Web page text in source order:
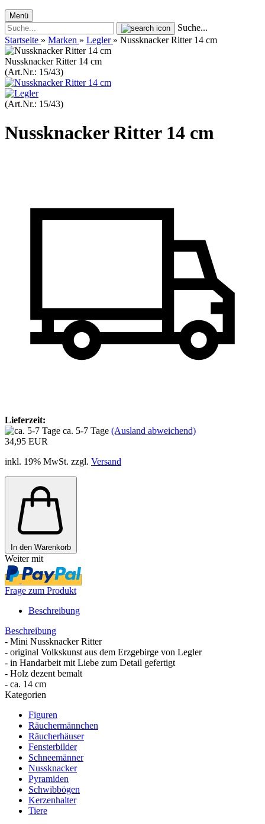
Menü
Suche...
Startseite » Marken » Legler » Nussknacker Ritter 14 cm
Nussknacker Ritter 14 cm
(Art.Nr.: 15/43)
(Art.Nr.: 15/43)
Nussknacker Ritter 14 cm
Lieferzeit:
ca. 5-7 Tage (Ausland abweichend)
34,95 EUR
inkl. 19% MwSt. zzgl. Versand
In den Warenkorb
Weiter mit
Frage zum Produkt
Beschreibung
Beschreibung
- Mini Nussknacker Ritter
- original Volkskunst aus dem Erzgebirge von Legler
- in Handarbeit mit Liebe zum Detail gefertigt
- Holz dezent bemalt
- ca. 14 cm
Kategorien
Figuren
Räuchermännchen
Räucherhäuser
Fensterbilder
Schneemänner
Nussknacker
Pyramiden
Schwibbögen
Kerzenhalter
Tiere